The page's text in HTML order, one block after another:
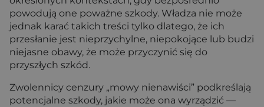
powodują one poważne szkody. Władza nie może
jednak karać takich treści tylko dlatego, że ich
przesłanie jest nieprzychylne, niepokojące lub budzi
niejasne obawy, że może przyczynić się do
przyszłych szkód.
Zwolennicy cenzury „mowy nienawiści” podkreślają
potencjalne szkody, jakie może ona wyrządzić —